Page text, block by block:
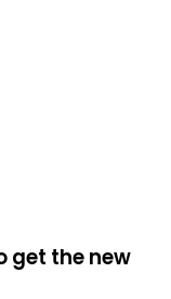
get the new